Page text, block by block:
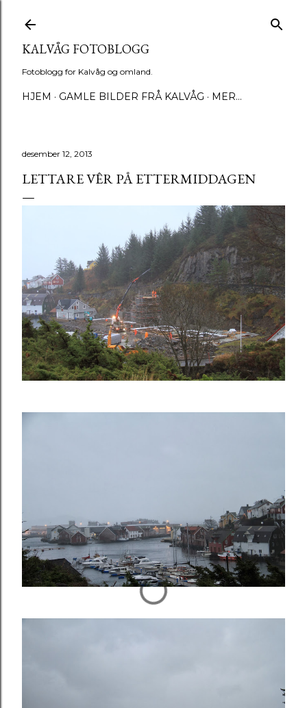
KALVÅG FOTOBLOGG
Fotoblogg for Kalvåg og omland.
HJEM GAMLE BILDER FRÅ KALVÅG MER…
desember 12, 2013
LETTARE VÊR PÅ ETTERMIDDAGEN